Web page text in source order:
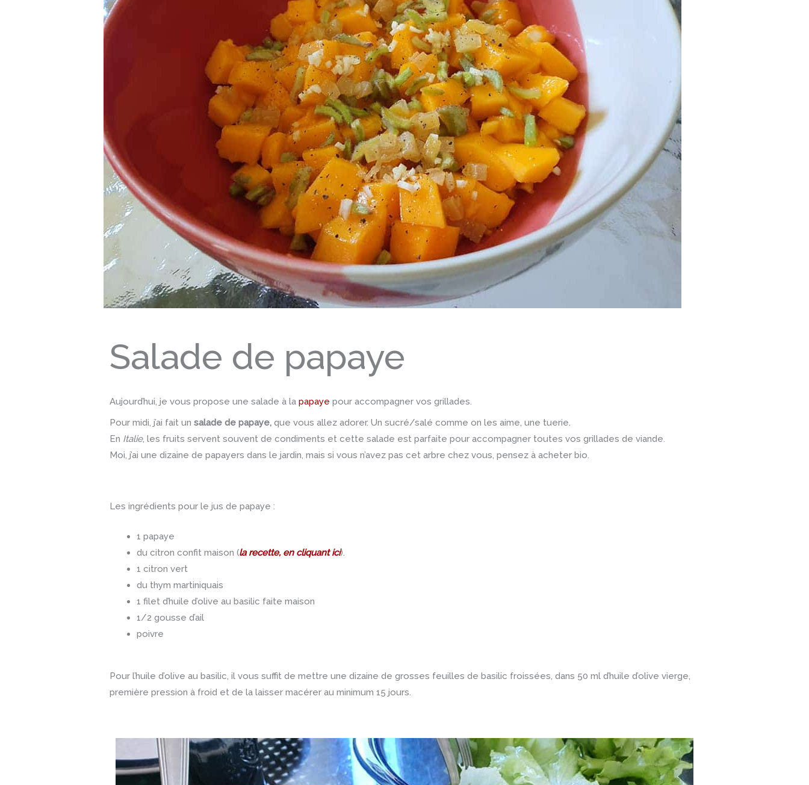
Salade de papaye
Aujourd’hui, je vous propose une salade à lapapaye pour accompagner vos grillades.
Pour midi, j’ai fait unsalade de papaye,que vous allez adorer. Un sucré/salé comme on les aime, une tuerie.
En Italie, les fruits servent souvent de condiments et cette salade est parfaite pour accompagner toutes vos grillades de viande.
Moi, j’ai une dizaine de papayers dans le jardin, mais si vous n’avez pas cet arbre chez vous, pensez à acheter bio.
Les ingrédients pour le jus de papaye :
1 papaye
du citron confit maison (la recette, en cliquant ici).
1 citron vert
du thym martiniquais
1 filet d’huile d’olive au basilic faite maison
1/2 gousse d’ail
poivre
Pour l’huile d’olive au basilic, il vous suffit de mettre une dizaine de grosses feuilles de basilic froissées, dans 50 ml d’huile d’olive vierge,
première pression à froid et de la laisser macérer au minimum 15 jours.